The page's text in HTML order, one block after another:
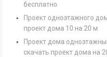
бесплатно
Проект одноэтажного
проект дома 10 на 20 м
Проект дома
скачать проект дома на